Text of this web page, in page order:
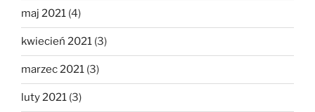
maj 2021 (4)
kwiecień 2021 (3)
marzec 2021 (3)
luty 2021 (3)